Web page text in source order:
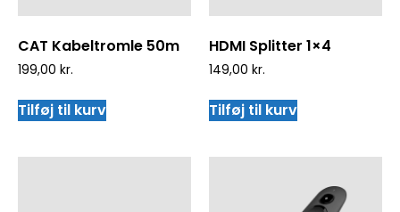
CAT Kabeltromle 50m
199,00 kr.
Tilføj til kurv
HDMI Splitter 1×4
149,00 kr.
Tilføj til kurv